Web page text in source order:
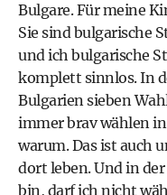
Bulgare. Für meine
Sie sind bulgarische
und ich bulgarische
komplett sinnlos. In
Bulgarien sieben
immer brav wählen
warum. Das ist auch
dort leben. Und in
bin, darf ich nicht